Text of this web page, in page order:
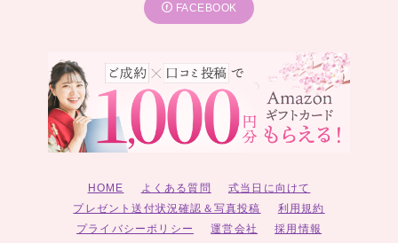
FACEBOOK
HOME よくある質問
式当日に向けて
プレゼント送付状況確認＆写真投稿
利用規約
プライバシーポリシー
運営会社 採用情報